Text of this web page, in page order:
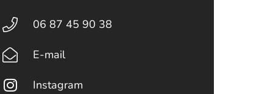
06 87 45 90 38
E-mail
Instagram